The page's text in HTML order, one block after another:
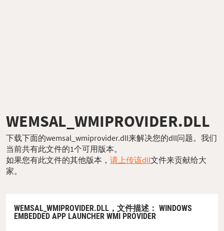
WEMSAL_WMIPROVIDER.DLL
下载下面的wemsal_wmiprovider.dll来解决您的dll问题。我们
当前共有此文件的1个可用版本。
如果您有此文件的其他版本， 请上传该dll文件来贡献给大
家。
WEMSAL_WMIPROVIDER.DLL， 文件描述 ： WINDOWS
EMBEDDED APP LAUNCHER WMI PROVIDER